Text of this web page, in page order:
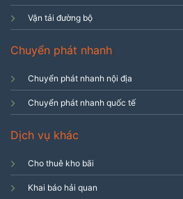
Vận tải đường bộ
Chuyển phát nhanh
Chuyển phát nhanh nội địa
Chuyển phát nhanh quốc tế
Dịch vụ khác
Cho thuê kho bãi
Khai báo hải quan